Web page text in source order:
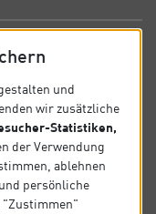
und
wir zusätzliche
Statistiken,
der Verwendung
ablehnen
persönliche
"Zustimmen"